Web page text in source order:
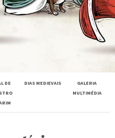
DE
DIAS MEDIEVAIS
GALERIA
MULTIMÉDIA